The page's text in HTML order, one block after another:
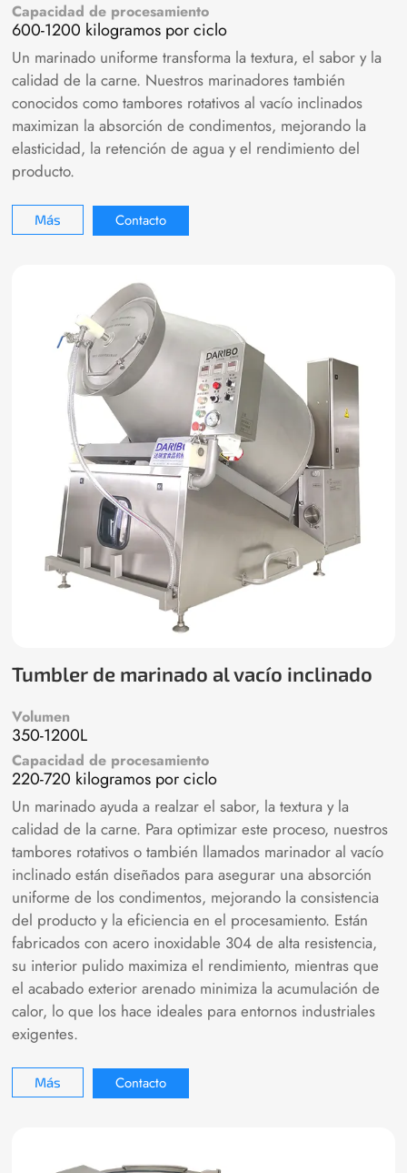
Capacidad de procesamiento
600-1200 kilogramos por ciclo
Un marinado uniforme transforma la textura, el sabor y la
calidad de la carne. Nuestros marinadores también
conocidos como tambores rotativos al vacío inclinados
maximizan la absorción de condimentos, mejorando la
elasticidad, la retención de agua y el rendimiento del
producto.
Más Contacto
Tumbler de marinado al vacío inclinado
Volumen
350-1200L
Capacidad de procesamiento
220-720 kilogramos por ciclo
Un marinado ayuda a realzar el sabor, la textura y la
calidad de la carne. Para optimizar este proceso, nuestros
tambores rotativos o también llamados marinador al vacío
inclinado están diseñados para asegurar una absorción
uniforme de los condimentos, mejorando la consistencia
del producto y la eficiencia en el procesamiento. Están
fabricados con acero inoxidable 304 de alta resistencia,
su interior pulido maximiza el rendimiento, mientras que
el acabado exterior arenado minimiza la acumulación de
calor, lo que los hace ideales para entornos industriales
exigentes.
Más Contacto